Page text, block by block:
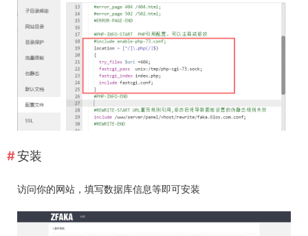
安装
访问你的网站，填写数据库信息等即可安装